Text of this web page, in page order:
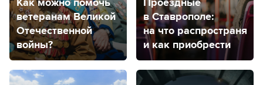
ветеранам Великой
Отечественной
войны?
в Ставрополе:
на что
и как приобрести